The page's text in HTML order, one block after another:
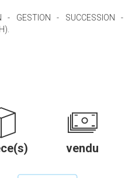
- GESTION - SUCCESSION -
vendu